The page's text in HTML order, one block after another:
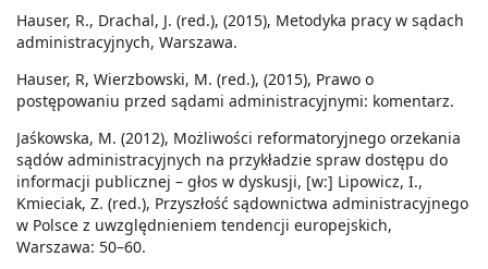
Hauser, R., Drachal, J. (red.), (2015), Metodyka pracy w sądach
administracyjnych, Warszawa.
Hauser, R, Wierzbowski, M. (red.), (2015), Prawo o
postępowaniu przed sądami administracyjnymi: komentarz.
Jaśkowska, M. (2012), Możliwości reformatoryjnego orzekania
sądów administracyjnych na przykładzie spraw dostępu do
informacji publicznej – głos w dyskusji, [w:] Lipowicz, I.,
Kmieciak, Z. (red.), Przyszłość sądownictwa administracyjnego
w Polsce z uwzględnieniem tendencji europejskich,
Warszawa: 50–60.